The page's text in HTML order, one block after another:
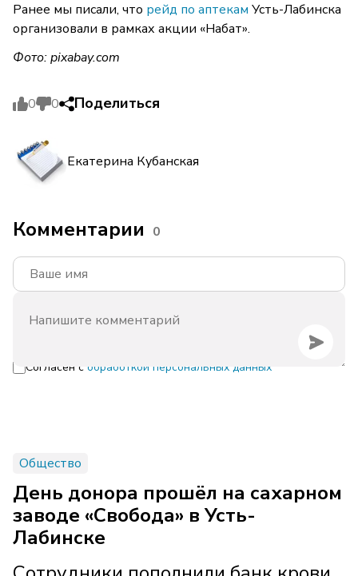
Ранее мы писали, что рейд по аптекам Усть-Лабинска
организовали в рамках акции «Набат».
Фото:pixabay.com
0 0 Поделиться
Екатерина Кубанская
Комментарии 0
Согласен с обработкой персональных данных
Общество
День донора прошёл на сахарном
заводе «Свобода» в Усть-
Лабинске